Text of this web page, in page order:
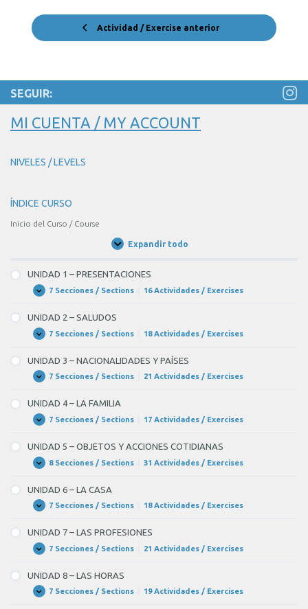
Actividad / Exercise anterior
SEGUIR:
MI CUENTA / MY ACCOUNT
NIVELES / LEVELS
ÍNDICE CURSO
Inicio del Curso / Course
Expandir todo
Unidades
UNIDAD 1 – PRESENTACIONES
Expandir
UNIDAD
–
PRESENTACIONES
7 Secciones / Sections 16 Actividades / Exercises
UNIDAD 2 – SALUDOS
Expandir
UNIDAD
–
SALUDOS
7 Secciones / Sections 18 Actividades / Exercises
UNIDAD 3 – NACIONALIDADES Y PAÍSES
Expandir
UNIDAD
–
NACIONALIDADES
Y
PAÍSES
7 Secciones / Sections 21 Actividades / Exercises
UNIDAD 4 – LA FAMILIA
Expandir
UNIDAD
–
LA
FAMILIA
7 Secciones / Sections 17 Actividades / Exercises
UNIDAD 5 – OBJETOS Y ACCIONES COTIDIANAS
Expandir
UNIDAD
–
OBJETOS
Y
ACCIONES
8 Secciones / Sections 31 Actividades / Exercises
UNIDAD 6 – LA CASA
Expandir
UNIDAD
–
LA
CASA
7 Secciones / Sections 18 Actividades / Exercises
UNIDAD 7 – LAS PROFESIONES
Expandir
UNIDAD
–
LAS
PROFESIONES
7 Secciones / Sections 21 Actividades / Exercises
UNIDAD 8 – LAS HORAS
Expandir
UNIDAD7 Secciones / Sections 19 Actividades / Exercises